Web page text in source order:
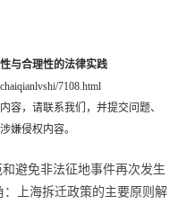
与合理性的法律实践
7108.html
容，请联系我们，并提交问题、
嫌侵权内容。
避免非法征地事件再次发生
：上海拆迁政策的主要原则解